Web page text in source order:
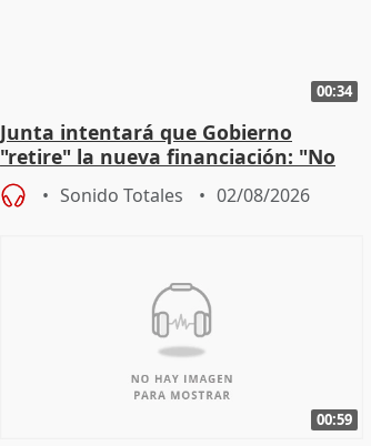
00:34
Junta intentará que Gobierno
"retire" la nueva financiación: "No
puede ser saqueo a las arcas"
Sonido Totales 02/08/2026
00:59